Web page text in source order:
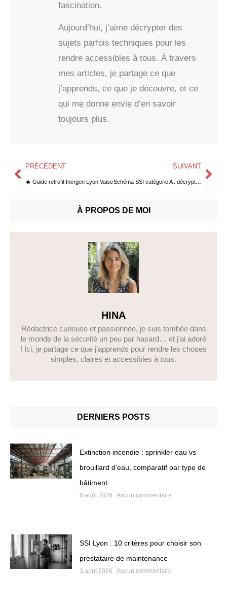
fascination.
Aujourd’hui, j’aime décrypter des
sujets parfois techniques pour les
rendre accessibles à tous. À travers
mes articles, je partage ce que
j’apprends, ce que je découvre, et ce
qui me donne envie d’en savoir
toujours plus.
PRÉCÉDENT
🔥 Guide retrofit Inergen Lyon Vaise
SUIVANT
Schéma SSI catégorie A : décrypter et valider son installation
À PROPOS DE MOI
HINA
Rédactrice curieuse et passionnée, je suis tombée dans
le monde de la sécurité un peu par hasard… et j’ai adoré
! Ici, je partage ce que j’apprends pour rendre les choses
simples, claires et accessibles à tous.
DERNIERS POSTS
Extinction incendie : sprinkler eau vs
brouillard d’eau, comparatif par type de
bâtiment
6 août 2026 Aucun commentaire
SSI Lyon : 10 critères pour choisir son
prestataire de maintenance
3 août 2026 Aucun commentaire